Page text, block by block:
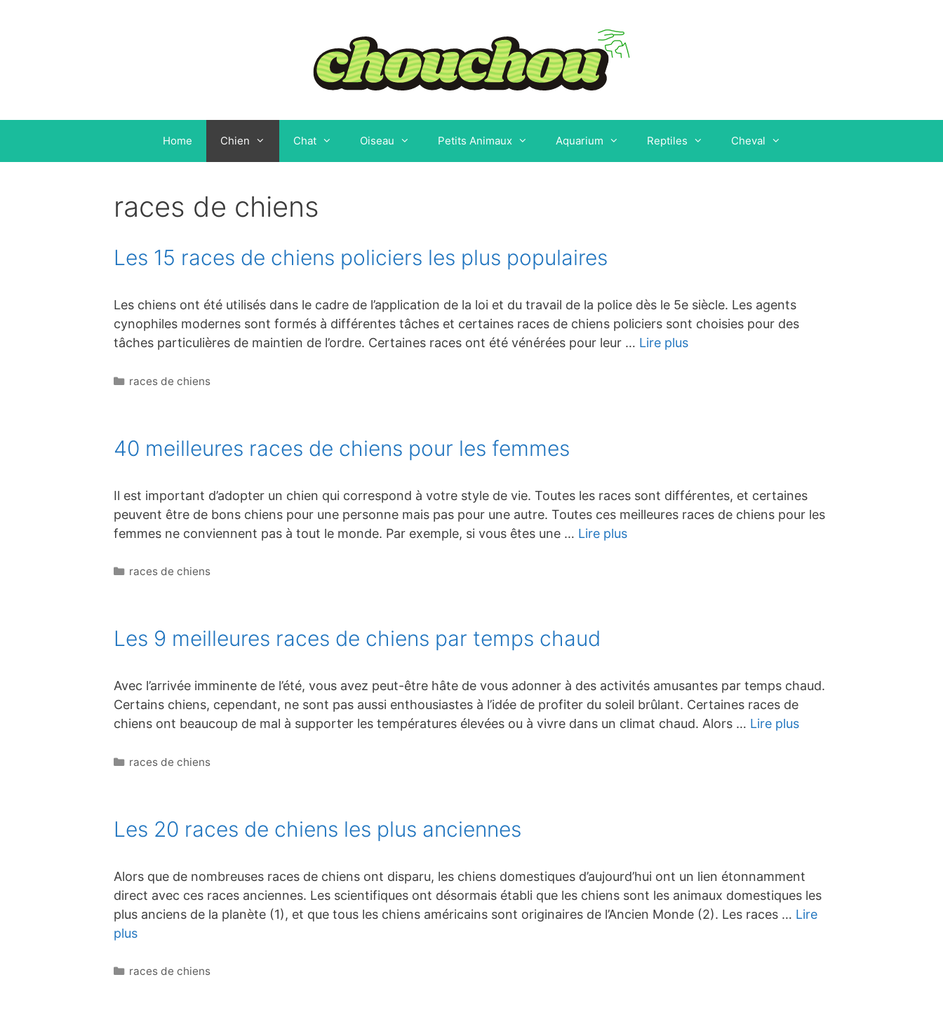
Home Chien Chat Oiseau Petits Animaux Aquarium Reptiles Cheval
races de chiens
Les 15 races de chiens policiers les plus populaires
Les chiens ont été utilisés dans le cadre de l’application de la loi et du travail de la police dès le 5e siècle. Les agents
cynophiles modernes sont formés à différentes tâches et certaines races de chiens policiers sont choisies pour des
tâches particulières de maintien de l’ordre. Certaines races ont été vénérées pour leur … Lire plus
Catégories
races de chiens
40 meilleures races de chiens pour les femmes
Il est important d’adopter un chien qui correspond à votre style de vie. Toutes les races sont différentes, et certaines
peuvent être de bons chiens pour une personne mais pas pour une autre. Toutes ces meilleures races de chiens pour les
femmes ne conviennent pas à tout le monde. Par exemple, si vous êtes une … Lire plus
Catégories
races de chiens
Les 9 meilleures races de chiens par temps chaud
Avec l’arrivée imminente de l’été, vous avez peut-être hâte de vous adonner à des activités amusantes par temps chaud.
Certains chiens, cependant, ne sont pas aussi enthousiastes à l’idée de profiter du soleil brûlant. Certaines races de
chiens ont beaucoup de mal à supporter les températures élevées ou à vivre dans un climat chaud. Alors … Lire plus
Catégories
races de chiens
Les 20 races de chiens les plus anciennes
Alors que de nombreuses races de chiens ont disparu, les chiens domestiques d’aujourd’hui ont un lien étonnamment
direct avec ces races anciennes. Les scientifiques ont désormais établi que les chiens sont les animaux domestiques les
plus anciens de la planète (1), et que tous les chiens américains sont originaires de l’Ancien Monde (2). Les races … Lire
plus
Catégories
races de chiens